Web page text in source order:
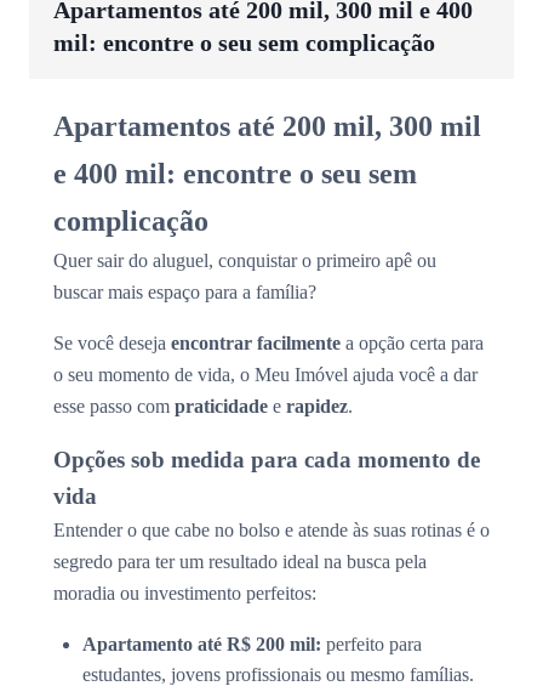
Apartamentos até 200 mil, 300 mil e 400
mil: encontre o seu sem complicação
Apartamentos até 200 mil, 300 mil
e 400 mil: encontre o seu sem
complicação
Quer sair do aluguel, conquistar o primeiro apê ou
buscar mais espaço para a família?
Se você deseja encontrar facilmente a opção certa para
o seu momento de vida, o Meu Imóvel ajuda você a dar
esse passo com praticidade e rapidez.
Opções sob medida para cada momento de
vida
Entender o que cabe no bolso e atende às suas rotinas é o
segredo para ter um resultado ideal na busca pela
moradia ou investimento perfeitos:
Apartamento até R$ 200 mil: perfeito para
estudantes, jovens profissionais ou mesmo famílias.